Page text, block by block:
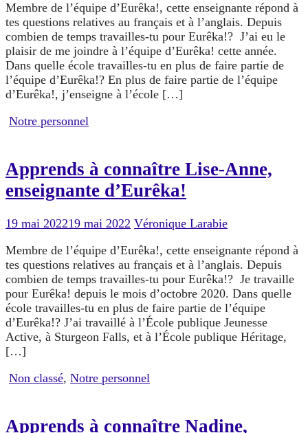
Membre de l’équipe d’Eurêka!, cette enseignante répond à
tes questions relatives au français et à l’anglais. Depuis
combien de temps travailles-tu pour Eurêka!? J’ai eu le
plaisir de me joindre à l’équipe d’Eurêka! cette année.
Dans quelle école travailles-tu en plus de faire partie de
l’équipe d’Eurêka!? En plus de faire partie de l’équipe
d’Eurêka!, j’enseigne à l’école […]
Notre personnel
Apprends à connaître Lise-Anne,
enseignante d’Eurêka!
19 mai 202219 mai 2022 Véronique Larabie
Membre de l’équipe d’Eurêka!, cette enseignante répond à
tes questions relatives au français et à l’anglais. Depuis
combien de temps travailles-tu pour Eurêka!? Je travaille
pour Eurêka! depuis le mois d’octobre 2020. Dans quelle
école travailles-tu en plus de faire partie de l’équipe
d’Eurêka!? J’ai travaillé à l’École publique Jeunesse
Active, à Sturgeon Falls, et à l’École publique Héritage,
[…]
Non classé, Notre personnel
Apprends à connaître Nadine,